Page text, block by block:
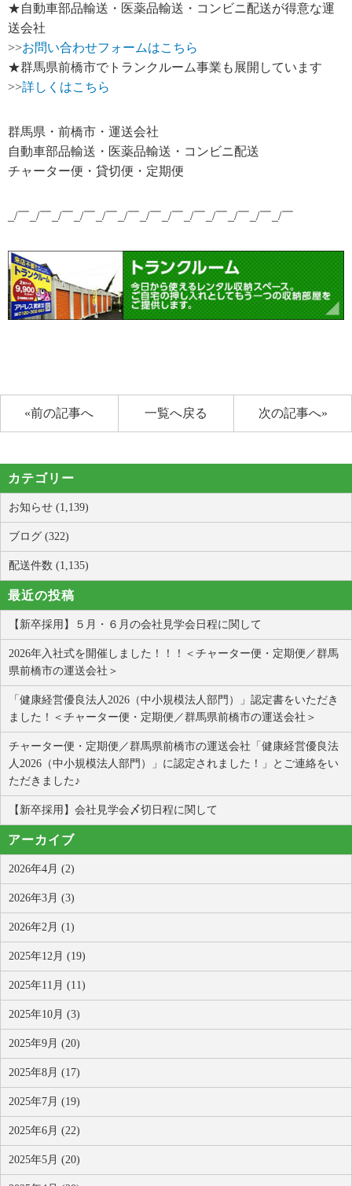
★自動車部品輸送・医薬品輸送・コンビニ配送が得意な運
送会社
>>お問い合わせフォームはこちら
★群馬県前橋市でトランクルーム事業も展開しています
>>詳しくはこちら
群馬県・前橋市・運送会社
自動車部品輸送・医薬品輸送・コンビニ配送
チャーター便・貸切便・定期便
_/￣_/￣_/￣_/￣_/￣_/￣_/￣_/￣_/￣_/￣_/￣_/￣_/￣
«前の記事へ 次の記事へ»
一覧へ戻る
カテゴリー
お知らせ (1,139)
ブログ (322)
配送件数 (1,135)
最近の投稿
【新卒採用】５月・６月の会社見学会日程に関して
2026年入社式を開催しました！！！＜チャーター便・定期便／群馬
県前橋市の運送会社＞
「健康経営優良法人2026（中小規模法人部門）」認定書をいただき
ました！＜チャーター便・定期便／群馬県前橋市の運送会社＞
チャーター便・定期便／群馬県前橋市の運送会社「健康経営優良法
人2026（中小規模法人部門）」に認定されました！」とご連絡をい
ただきました♪
【新卒採用】会社見学会〆切日程に関して
アーカイブ
2026年4月 (2)
2026年3月 (3)
2026年2月 (1)
2025年12月 (19)
2025年11月 (11)
2025年10月 (3)
2025年9月 (20)
2025年8月 (17)
2025年7月 (19)
2025年6月 (22)
2025年5月 (20)